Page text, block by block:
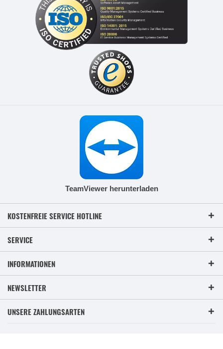
TeamViewer herunterladen
KOSTENFREIE SERVICE HOTLINE
SERVICE
INFORMATIONEN
NEWSLETTER
UNSERE ZAHLUNGSARTEN